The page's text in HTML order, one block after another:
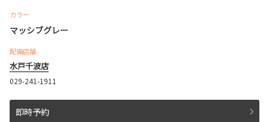
カラー
マッシブグレー
配備店舗
水戸千波店
029-241-1911
即時予約